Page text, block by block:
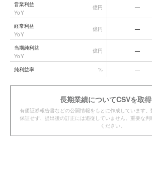
営業利益
YoY
億円 —
経常利益
YoY
億円 —
当期純利益
YoY
億円 —
純利益率 % —
長期業績についてCSVを取
有価証券報告書などの公開情報をもとに作成しています
保証せず、提出後の訂正には追従していません。重要な
ください。